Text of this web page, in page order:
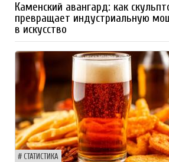
Каменский авангард: как
превращает индустриальную
в искусство
СТАТИСТИКА